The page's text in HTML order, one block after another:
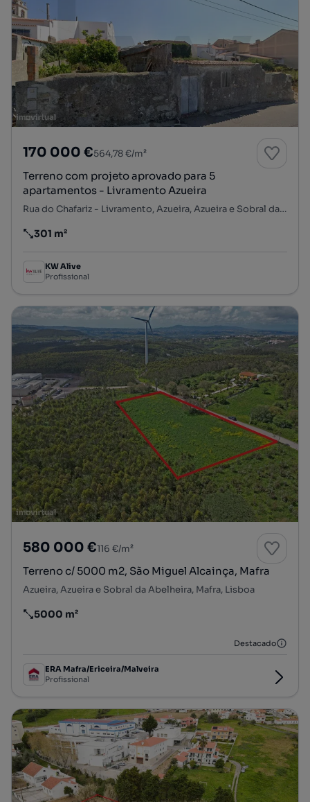
170 000 €564,78 €/m²
Terreno com projeto aprovado para 5
apartamentos - Livramento Azueira
Rua do Chafariz - Livramento, Azueira, Azueira e Sobral da Abelheira, Mafra, Lisboa
Preço por metro quadrado
301 m²
KW Alive
Profissional
580 000 €116 €/m²
Terreno c/ 5000 m2, São Miguel Alcainça, Mafra
Azueira, Azueira e Sobral da Abelheira, Mafra, Lisboa
Preço por metro quadrado
5000 m²
Destacado
ERA Mafra/Ericeira/Malveira
Profissional